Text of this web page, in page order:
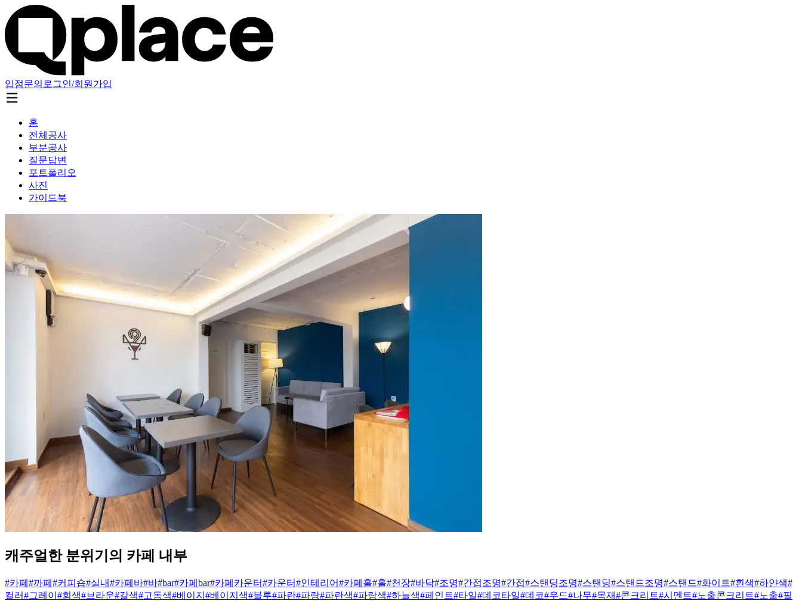
입점문의 로그인/회원가입
홈
전체공사
부분공사
질문답변
포트폴리오
사진
가이드북
캐주얼한 분위기의 카페 내부
#카페 #까페 #커피숍#실내#카페바#바#bar#카페bar#카페카운터#카운터#인테리어#카페홀#홀#천장#바닥#조명#간접조명#간접#스탠딩조명#스탠딩#스탠드조명#스탠드#화이트#흰색#하얀색#
컬러#그레이 #회색#브라운#갈색#고동색#베이지 #베이지색#블루#파란#파랑#파란색#파랑색#하늘색#페인트#타일#데코타일#데코#우드#나무#목재#콘크리트#시멘트#노출콘크리트#노출#필